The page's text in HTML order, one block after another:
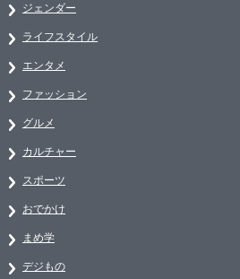
ジェンダー
ライフスタイル
エンタメ
ファッション
グルメ
カルチャー
スポーツ
おでかけ
まめ学
デジもの